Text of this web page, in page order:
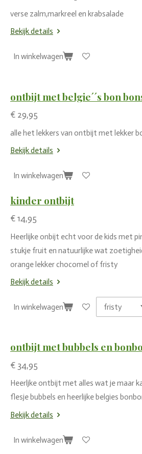
verse zalm,markreel en krabsalade
Bekijk details
In winkelwagen
ontbijt met belgie´´s bon
€ 29,95
alle het lekkers van ontbijt met lekker
Bekijk details
In winkelwagen
kinder ontbijt
€ 14,95
Heerlijke onbijt echt voor de kids met
stukje fruit en natuurlijke wat
orange lekker chocomel of fristy
Bekijk details
In winkelwagen
ontbijt met bubbels en
€ 34,95
Heerljke ontbijt met alles wat je maar
flesje bubbels en heerlijke belgies
Bekijk details
In winkelwagen